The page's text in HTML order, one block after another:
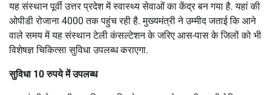
यह संस्थान पूर्वी उत्तर प्रदेश में स्वास्थ्य सेवाओं का केंद्र बन गया है. यहां की
ओपीडी रोजाना 4000 तक पहुंच रही है. मुख्यमंत्री ने उम्मीद जताई कि आने
वाले समय में यह संस्थान टेली कंसल्टेशन के जरिए आस-पास के जिलों को भी
विशेषज्ञ चिकित्सा सुविधा उपलब्ध कराएगा.
सुविधा 10 रुपये में उपलब्ध